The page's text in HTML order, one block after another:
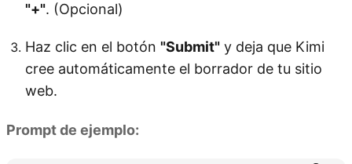
"+". (Opcional)
Haz clic en el botón "Submit" y deja que Kimi
cree automáticamente el borrador de tu sitio
web.
Prompt de ejemplo: